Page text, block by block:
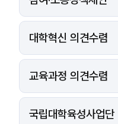
대학혁신 의견수렴
교육과정 의견수렴
국립대학육성사업단